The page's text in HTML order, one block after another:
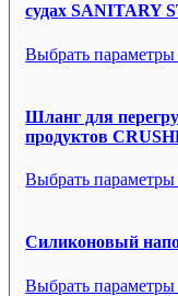
судах SANITARY
Выбрать
Шланг для
продуктов
Выбрать
Силиконовый
Выбрать